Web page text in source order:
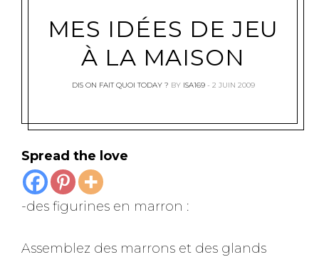
MES IDÉES DE JEU
À LA MAISON
DIS ON FAIT QUOI TODAY ? BY ISA169 2 JUIN 2009
Spread the love
-des figurines en marron :
Assemblez des marrons et des glands